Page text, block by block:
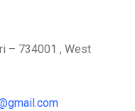
– 734001 , West